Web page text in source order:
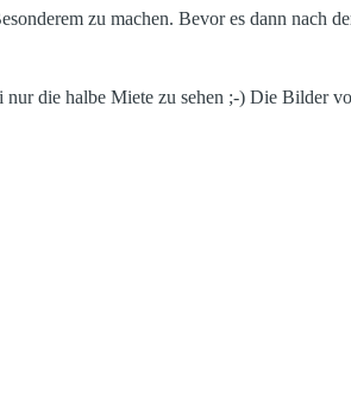
zu machen. Bevor es dann nach
die halbe Miete zu sehen ;-) Die Bilder